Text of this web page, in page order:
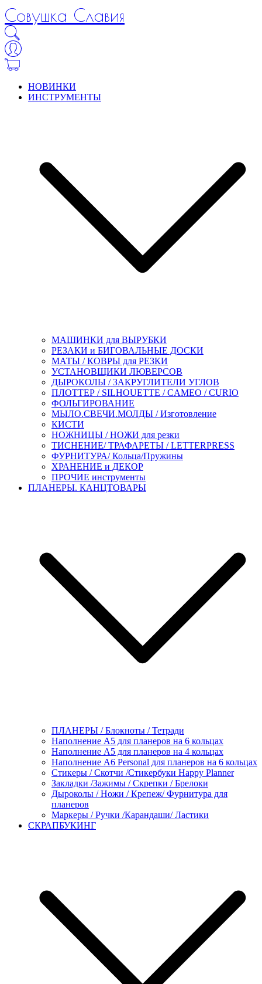
Совушка Славия
НОВИНКИ
ИНСТРУМЕНТЫ
МАШИНКИ для ВЫРУБКИ
РЕЗАКИ и БИГОВАЛЬНЫЕ ДОСКИ
МАТЫ / КОВРЫ для РЕЗКИ
УСТАНОВЩИКИ ЛЮВЕРСОВ
ДЫРОКОЛЫ / ЗАКРУГЛИТЕЛИ УГЛОВ
ПЛОТТЕР / SILHOUETTE / CAMEO / CURIO
ФОЛЬГИРОВАНИЕ
МЫЛО.СВЕЧИ.МОЛДЫ / Изготовление
КИСТИ
НОЖНИЦЫ / НОЖИ для резки
ТИСНЕНИЕ/ ТРАФАРЕТЫ / LETTERPRESS
ФУРНИТУРА/ Кольца/Пружины
ХРАНЕНИЕ и ДЕКОР
ПРОЧИЕ инструменты
ПЛАНЕРЫ. КАНЦТОВАРЫ
ПЛАНЕРЫ / Блокноты / Тетради
Наполнение А5 для планеров на 6 кольцах
Наполнение А5 для планеров на 4 кольцах
Наполнение А6 Personal для планеров на 6 кольцах
Стикеры / Скотчи /Стикербуки Happy Planner
Закладки /Зажимы / Скрепки / Брелоки
Дыроколы / Ножи / Крепеж/ Фурнитура для
планеров
Маркеры / Ручки /Карандаши/ Ластики
СКРАПБУКИНГ